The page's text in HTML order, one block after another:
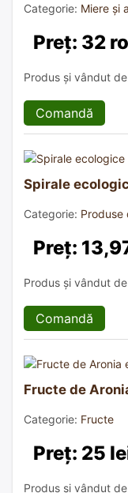
Categorie: Miere și
Preț: 32
Produs și vândut
Comandă
Spirale
Categorie: Produse
Preț:
Produs și vândut
Comandă
Fructe de
Categorie: Fructe
Preț: 25
Produs și vândut